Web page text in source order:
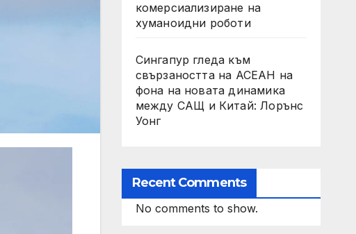
комерсиализиране на
хуманоидни роботи
Сингапур гледа към
свързаността на АСЕАН на
фона на новата динамика
между САЩ и Китай: Лорънс
Уонг
Recent Comments
No comments to show.